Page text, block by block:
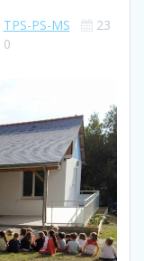
TPS-PS-MS
23
0